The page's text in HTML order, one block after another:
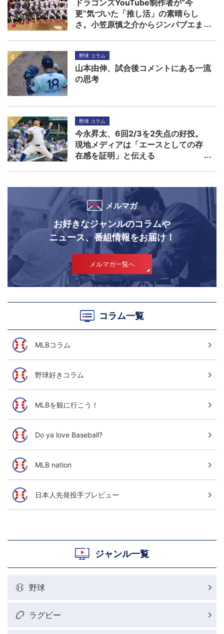
ドラゴンズYouTube制作者が“今
更”気づいた「推し活」の素晴らし
さ。小笠原慎之介からジンバブエま
野球 コラム
山本由伸、試合後コメントにある一流
の思考
野球 コラム
今永昇太、6回2/3を2失点の好投。
現地メディアは「エースとしての存
在感を証明」と伝える
メルマガ
お好きなジャンルのコラムや
ニュース、番組情報をお届け！
メルマガ一覧へ
コラム一覧
MLBコラム
野球好きコラム
MLBを観に行こう！
Do ya love Baseball?
MLB nation
日本人先発投手プレビュー
ジャンル一覧
野球
ラグビー